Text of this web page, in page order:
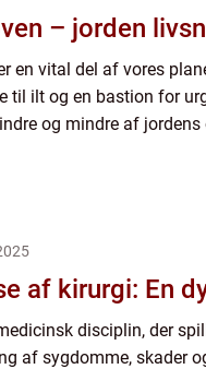
– jorden
en vital del af vores
til ilt og en bastion for
og mindre af jordens
af kirurgi: En
disciplin, der
af sygdomme, skader